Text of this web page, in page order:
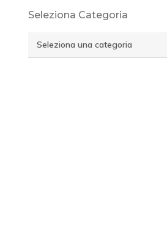
Seleziona Categoria
Seleziona
Categoria